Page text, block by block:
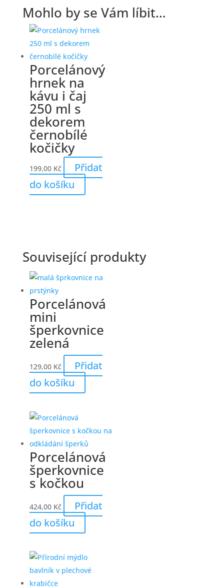
Mohlo by se Vám líbit…
Porcelánový
hrnek na
kávu i čaj
250 ml s
dekorem
černobílé
kočičky
199,00 Kč
Přidat
do košíku
Související produkty
Porcelánová
mini
šperkovnice
zelená
129,00 Kč
Přidat
do košíku
Porcelánová
šperkovnice
s kočkou
424,00 Kč
Přidat
do košíku